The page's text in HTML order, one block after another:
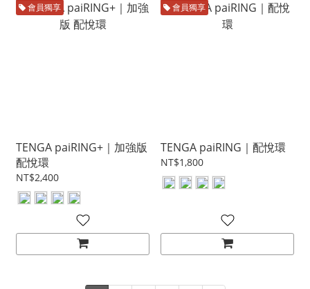
會員獨享
TENGA paiRING+｜加強版
配悅環
NT$2,400
會員獨享
TENGA paiRING｜配悅環
NT$1,800